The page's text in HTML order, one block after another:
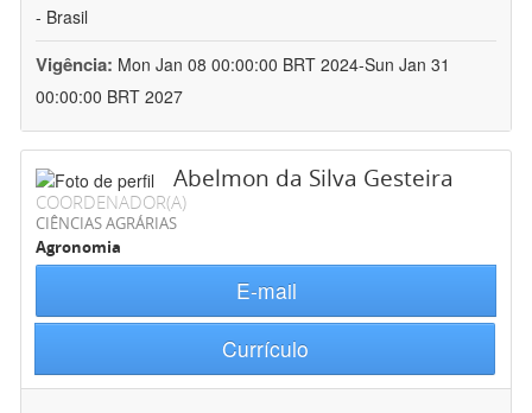
- Brasil
Vigência: Mon Jan 08 00:00:00 BRT 2024-Sun Jan 31
00:00:00 BRT 2027
Abelmon da Silva Gesteira
COORDENADOR(A)
CIÊNCIAS AGRÁRIAS
Agronomia
E-mail
Currículo